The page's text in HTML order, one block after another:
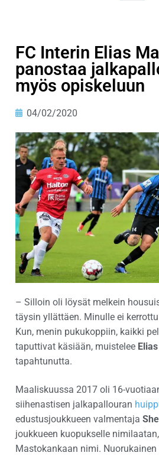
FC Interin Elias
panostaa
myös opiskeluun
04/02/2020
– Silloin oli löysät melkein
täysin yllättäen. Minulle ei
Kun, menin pukukoppiin, kaikki
taputtivat käsiään, muistelee
tapahtunutta.
Maaliskuussa 2017 oli 16-
siihenastisen jalkapallouran
edustusjoukkueen valmentaja
joukkueen kuopukselle
Mastokankaan nimi.